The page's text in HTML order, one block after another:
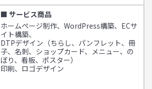
■ サービス商品
ホームページ制作、WordPress構築、ECサ
イト構築、
DTPデザイン（ちらし、パンフレット、冊
子、名刺、ショップカード、メニュー、の
ぼり、看板、ポスター）
印刷、ロゴデザイン